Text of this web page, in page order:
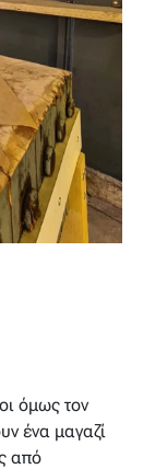
όμως τον
ένα μαγαζί
από